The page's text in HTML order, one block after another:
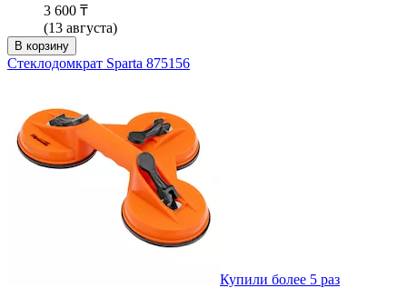
3 600 ₸
(13 августа)
В корзину
Стеклодомкрат Sparta 875156
Купили более 5 раз